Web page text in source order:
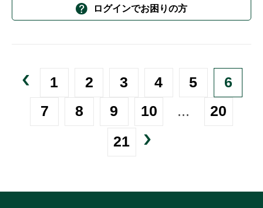
ログインでお困りの方
1 2 3 4 5
6
7
8 9 10 ...
20
21